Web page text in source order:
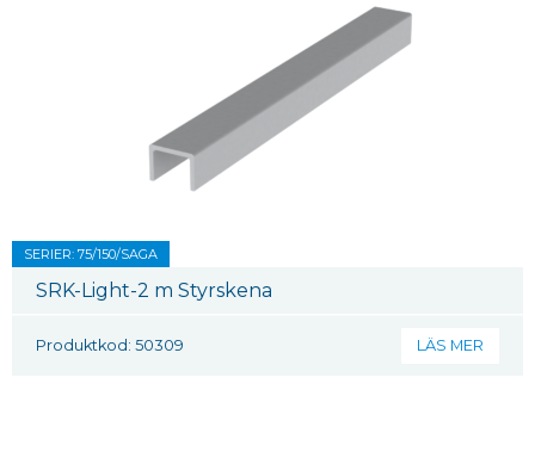
SERIER: 75/150/SAGA
SRK-Light-2 m Styrskena
Produktkod: 50309 LÄS MER